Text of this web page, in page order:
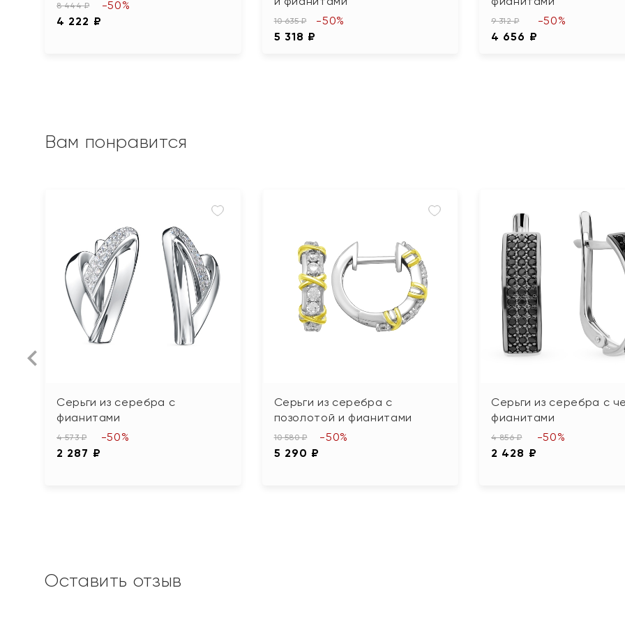
8 444 ₽
4 222 ₽
-50%
10 635 ₽
5 318 ₽
-50% 9 312 ₽
4 656 ₽
-50%
Вам понравится
Серьги из серебра с
фианитами
4 573 ₽
2 287 ₽
-50%
Серьги из серебра с
позолотой и фианитами
10 580 ₽
5 290 ₽
-50%
Серьги из серебра с
фианитами
4 856 ₽
2 428 ₽
-50%
Оставить отзыв